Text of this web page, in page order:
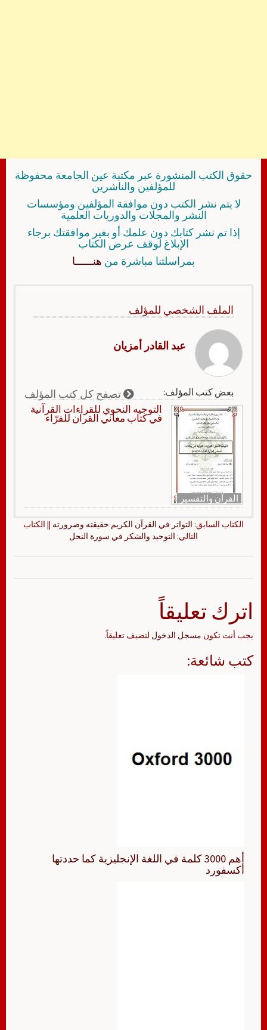
حقوق الكتب المنشورة عبر مكتبة عين الجامعة محفوظة
للمؤلفين والناشرين
لا يتم نشر الكتب دون موافقة المؤلفين ومؤسسات
النشر والمجلات والدوريات العلمية
إذا تم نشر كتابك دون علمك أو بغير موافقتك برجاء
الإبلاغ لوقف عرض الكتاب
بمراسلتنا مباشرة من هنــــــا
الملف الشخصي للمؤلف
عبد القادر أمزيان
بعض كتب المؤلف: تصفح كل كتب المؤلف
القرآن والتفسير
التوجيه النحوي للقراءات القرآنية
في كتاب معاني القرآن للفرّاء
الكتاب السابق: التواتر في القرآن الكريم حقيقته وضرورته || الكتاب
التالي: التوحيد والشكر في سورة النحل
اترك تعليقاً
يجب أنت تكون مسجل الدخول لتضيف تعليقاً.
كتب شائعة:
أهم 3000 كلمة في اللغة الإنجليزية كما حددتها
أكسفورد